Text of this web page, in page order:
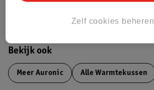
Bekijk ook
Meer Auronic Alle Warmtekussen
Zelf cookies beheren